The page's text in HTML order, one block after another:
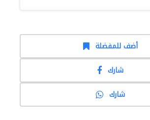
أضف للمفضلة
شارك
شارك